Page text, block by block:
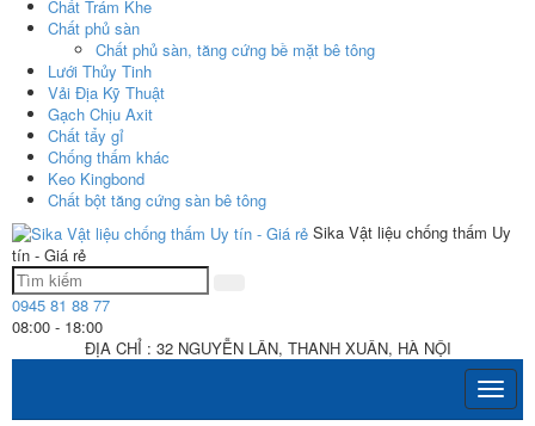
Chất Trám Khe
Chất phủ sàn
Chất phủ sàn, tăng cứng bề mặt bê tông
Lưới Thủy Tinh
Vải Địa Kỹ Thuật
Gạch Chịu Axit
Chất tẩy gỉ
Chống thấm khác
Keo Kingbond
Chất bột tăng cứng sàn bê tông
Sika Vật liệu chống thấm Uy
tín - Giá rẻ
0945 81 88 77
08:00 - 18:00
ĐỊA CHỈ : 32 NGUYỄN LÂN, THANH XUÂN, HÀ NỘI